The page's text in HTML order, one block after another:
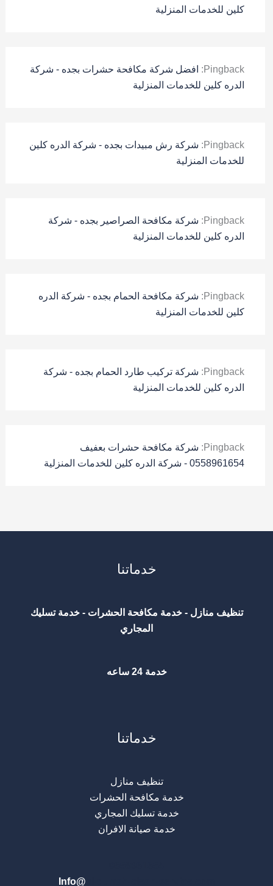
كلين للخدمات المنزلية
Pingback:
افضل شركة مكافحة حشرات بجده - شركة
الدره كلين للخدمات المنزلية
Pingback:
شركة رش مبيدات بجده - شركة الدره كلين
للخدمات المنزلية
Pingback:
شركة مكافحة الصراصير بجده - شركة
الدره كلين للخدمات المنزلية
Pingback:
شركة مكافحة الحمام بجده - شركة الدره
كلين للخدمات المنزلية
Pingback:
شركة تركيب طارد الحمام بجده - شركة
الدره كلين للخدمات المنزلية
Pingback:
شركة مكافحة حشرات بعفيف
0558961654 - شركة الدره كلين للخدمات المنزلية
خدماتنا
تنظيف منازل - خدمة مكافحة الحشرات - خدمة تسليك
المجاري
خدمة 24 ساعه
خدماتنا
تنظيف منازل
خدمة مكافحة الحشرات
خدمة تسليك المجاري
خدمة صيانة الافران
Info@